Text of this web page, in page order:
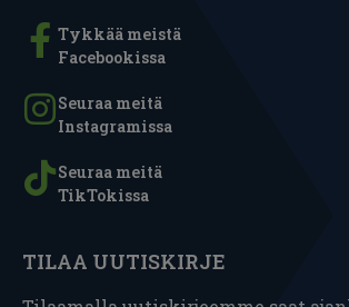
Tykkää meistä
Facebookissa
Seuraa meitä
Instagramissa
Seuraa meitä
TikTokissa
TILAA UUTISKIRJE